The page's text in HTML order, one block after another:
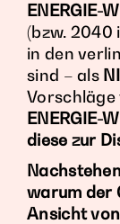
ENERGIE-
(bzw. 2040
in den
sind – als
Vorschläge
ENERGIE-
diese zur
warum der
Ansicht von